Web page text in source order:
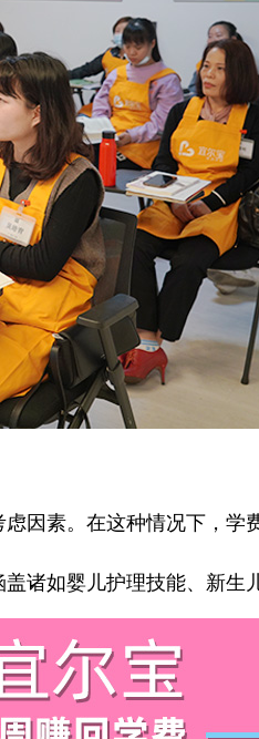
素。在这种情况下，学
如婴儿护理技能、新生